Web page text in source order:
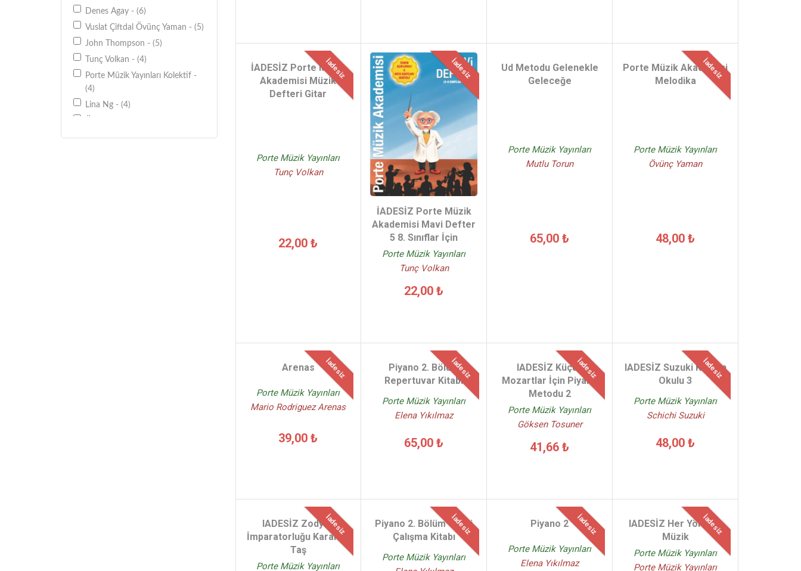
Denes Agay - (6)
Vuslat Çiftdal Övünç Yaman - (5)
John Thompson - (5)
Tunç Volkan - (4)
Porte Müzik Yayınları Kolektif -
(4)
Lina Ng - (4)
Shinichi Suzuki - (3)
İadesiz
İADESİZ Porte Müzik
Akademisi Müzik
Defteri Gitar
Porte Müzik Yayınları
Tunç Volkan
22,00 ₺
İadesiz
İADESİZ Porte Müzik
Akademisi Mavi Defter
5 8. Sınıflar İçin
Porte Müzik Yayınları
Tunç Volkan
22,00 ₺
Ud Metodu Gelenekle
Geleceğe
Porte Müzik Yayınları
Mutlu Torun
65,00 ₺
İadesiz
Porte Müzik Akademisi
Melodika
Porte Müzik Yayınları
Övünç Yaman
48,00 ₺
İadesiz
Arenas
Porte Müzik Yayınları
Mario Rodriguez Arenas
39,00 ₺
İadesiz
Piyano 2. Bölüm
Repertuvar Kitabı
Porte Müzik Yayınları
Elena Yıkılmaz
65,00 ₺
İadesiz
IADESİZ Küçük
Mozartlar İçin Piyano
Metodu 2
Porte Müzik Yayınları
Göksen Tosuner
41,66 ₺
İadesiz
IADESİZ Suzuki Keman
Okulu 3
Porte Müzik Yayınları
Schichi Suzuki
48,00 ₺
İadesiz
IADESİZ Zodyak
İmparatorluğu Karanlık
Taş
Porte Müzik Yayınları
İadesiz
Piyano 2. Bölüm Teori
Çalışma Kitabı
Porte Müzik Yayınları
İadesiz
Piyano 2
Porte Müzik Yayınları
Elena Yıkılmaz
İadesiz
IADESİZ Her Yönüyle
Müzik
Porte Müzik Yayınları
Porte Müzik Yayınları